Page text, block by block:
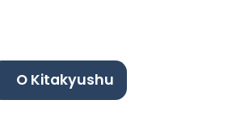
O Kitakyushu